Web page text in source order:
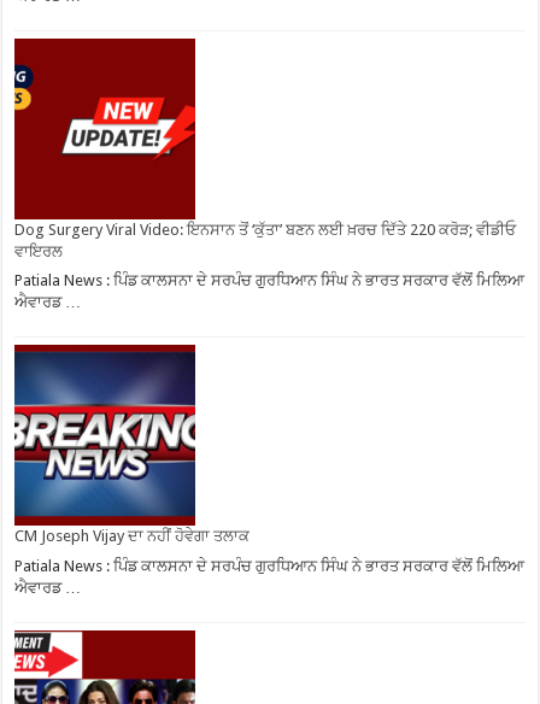
Dog Surgery Viral Video: ਇਨਸਾਨ ਤੋਂ ‘ਕੁੱਤਾ’ ਬਣਨ ਲਈ ਖ਼ਰਚ ਦਿੱਤੇ 220 ਕਰੋੜ; ਵੀਡੀਓ
ਵਾਇਰਲ
Patiala News : ਪਿੰਡ ਕਾਲਸਨਾ ਦੇ ਸਰਪੰਚ ਗੁਰਧਿਆਨ ਸਿੰਘ ਨੇ ਭਾਰਤ ਸਰਕਾਰ ਵੱਲੋਂ ਮਿਲਿਆ
ਐਵਾਰਡ …
CM Joseph Vijay ਦਾ ਨਹੀਂ ਹੋਵੇਗਾ ਤਲਾਕ
Patiala News : ਪਿੰਡ ਕਾਲਸਨਾ ਦੇ ਸਰਪੰਚ ਗੁਰਧਿਆਨ ਸਿੰਘ ਨੇ ਭਾਰਤ ਸਰਕਾਰ ਵੱਲੋਂ ਮਿਲਿਆ
ਐਵਾਰਡ …